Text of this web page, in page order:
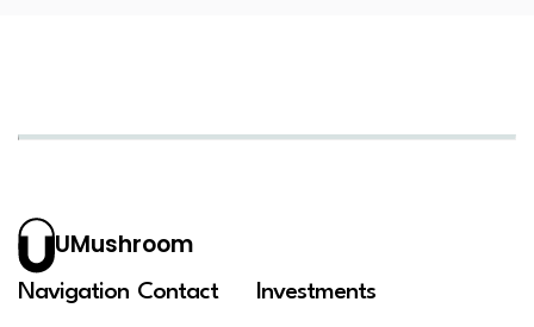
UMushroom
Navigation Contact Investments